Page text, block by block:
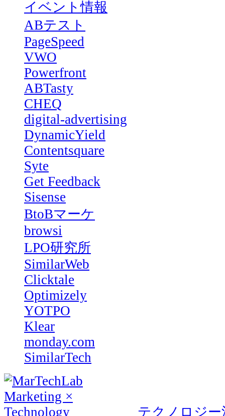
イベント情報
ABテスト
PageSpeed
VWO
Powerfront
ABTasty
CHEQ
digital-advertising
DynamicYield
Contentsquare
Syte
Get Feedback
Sisense
BtoBマーケ
browsi
LPO研究所
SimilarWeb
Clicktale
Optimizely
YOTPO
Klear
monday.com
SimilarTech
テクノロジ